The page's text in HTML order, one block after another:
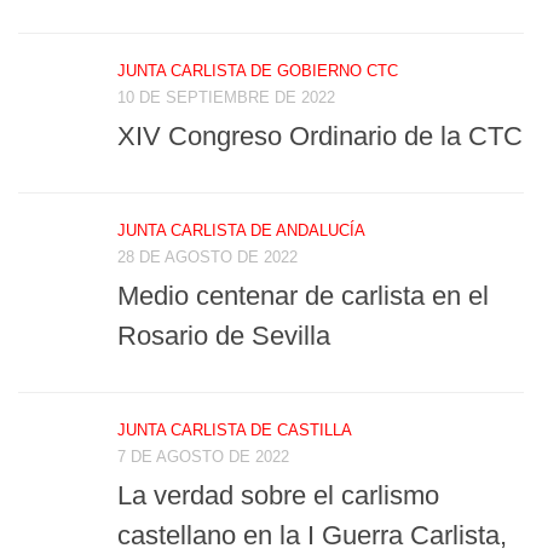
JUNTA CARLISTA DE GOBIERNO CTC
10 DE SEPTIEMBRE DE 2022
XIV Congreso Ordinario de la CTC
JUNTA CARLISTA DE ANDALUCÍA
28 DE AGOSTO DE 2022
Medio centenar de carlista en el
Rosario de Sevilla
JUNTA CARLISTA DE CASTILLA
7 DE AGOSTO DE 2022
La verdad sobre el carlismo
castellano en la I Guerra Carlista,